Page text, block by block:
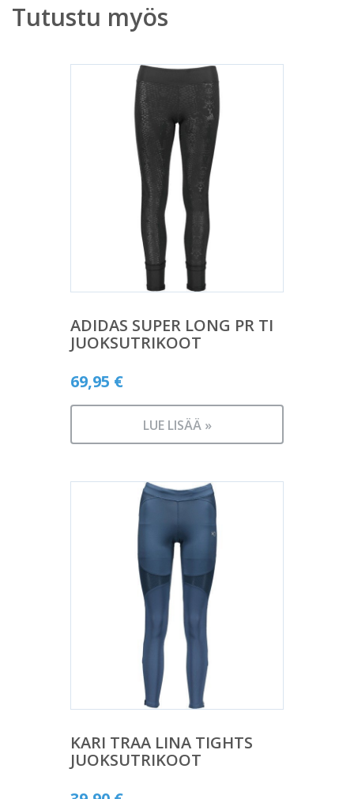
Tutustu myös
ADIDAS SUPER LONG PR TI
JUOKSUTRIKOOT
69,95 €
LUE LISÄÄ »
KARI TRAA LINA TIGHTS
JUOKSUTRIKOOT